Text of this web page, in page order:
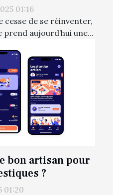
01:16
cesse de se réinventer,
aujourd’hui une...
bon artisan pour
?
01:20